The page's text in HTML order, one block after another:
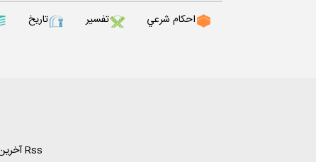
احكام شرعي تفسير تاريخ
Rss آخرين مطالب